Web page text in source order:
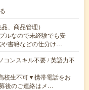
、商品管理）
ルなので未経験でも安
書籍などの仕分け…
コンスキル不要 / 英語力不
生不可▼携帯電話をお
後のご連絡はメ…